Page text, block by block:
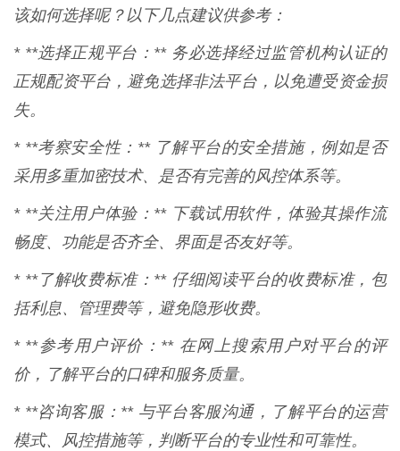
该如何选择呢？以下几点建议供参考：
* **选择正规平台：** 务必选择经过监管机构认证的
正规配资平台，避免选择非法平台，以免遭受资金损
失。
* **考察安全性：** 了解平台的安全措施，例如是否
采用多重加密技术、是否有完善的风控体系等。
* **关注用户体验：** 下载试用软件，体验其操作流
畅度、功能是否齐全、界面是否友好等。
* **了解收费标准：** 仔细阅读平台的收费标准，包
括利息、管理费等，避免隐形收费。
* **参考用户评价：** 在网上搜索用户对平台的评
价，了解平台的口碑和服务质量。
* **咨询客服：** 与平台客服沟通，了解平台的运营
模式、风控措施等，判断平台的专业性和可靠性。